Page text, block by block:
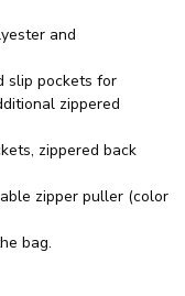
and
slip pockets for
zippered
zippered back
zipper puller (color
bag.